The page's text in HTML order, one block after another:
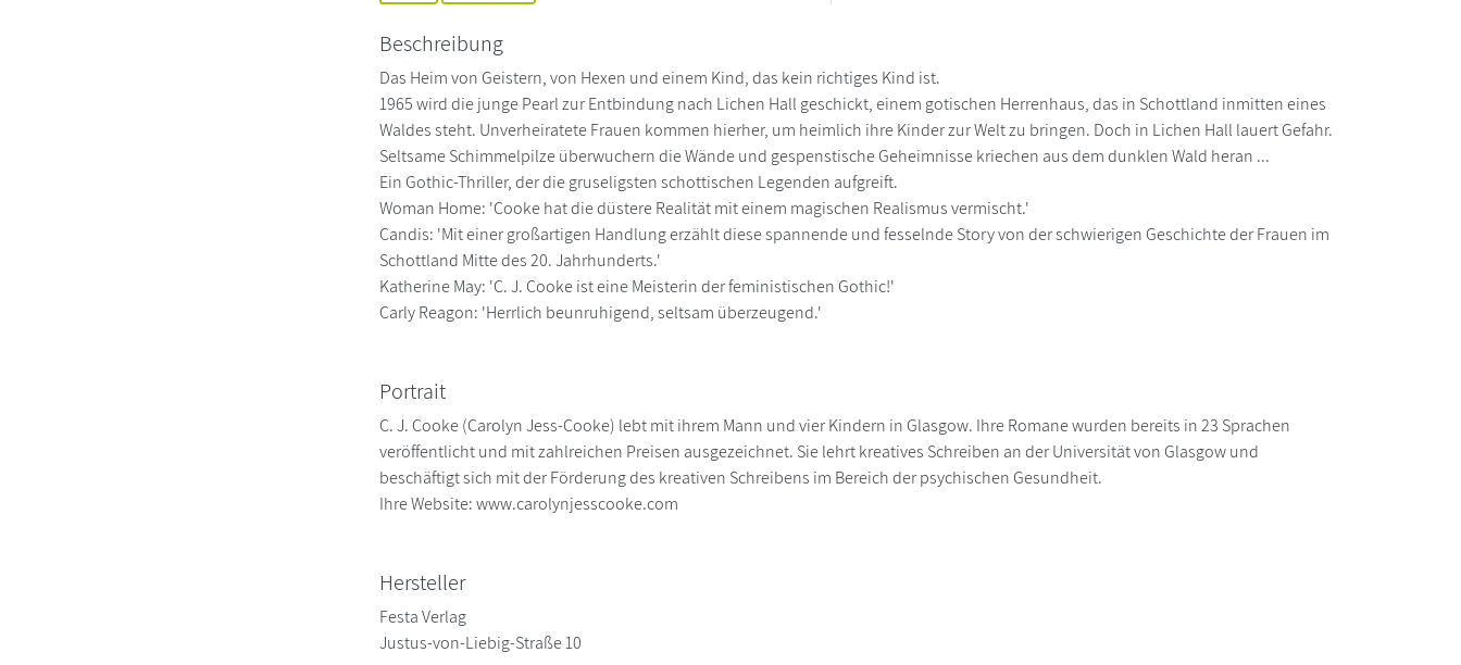
Beschreibung
Das Heim von Geistern, von Hexen und einem Kind, das kein richtiges Kind ist.
1965 wird die junge Pearl zur Entbindung nach Lichen Hall geschickt, einem gotischen Herrenhaus, das in Schottland inmitten eines
Waldes steht. Unverheiratete Frauen kommen hierher, um heimlich ihre Kinder zur Welt zu bringen. Doch in Lichen Hall lauert Gefahr.
Seltsame Schimmelpilze überwuchern die Wände und gespenstische Geheimnisse kriechen aus dem dunklen Wald heran ...
Ein Gothic-Thriller, der die gruseligsten schottischen Legenden aufgreift.
Woman Home: 'Cooke hat die düstere Realität mit einem magischen Realismus vermischt.'
Candis: 'Mit einer großartigen Handlung erzählt diese spannende und fesselnde Story von der schwierigen Geschichte der Frauen im
Schottland Mitte des 20. Jahrhunderts.'
Katherine May: 'C. J. Cooke ist eine Meisterin der feministischen Gothic!'
Carly Reagon: 'Herrlich beunruhigend, seltsam überzeugend.'
Portrait
C. J. Cooke (Carolyn Jess-Cooke) lebt mit ihrem Mann und vier Kindern in Glasgow. Ihre Romane wurden bereits in 23 Sprachen
veröffentlicht und mit zahlreichen Preisen ausgezeichnet. Sie lehrt kreatives Schreiben an der Universität von Glasgow und
beschäftigt sich mit der Förderung des kreativen Schreibens im Bereich der psychischen Gesundheit.
Ihre Website: www.carolynjesscooke.com
Hersteller
Festa Verlag
Justus-von-Liebig-Straße 10